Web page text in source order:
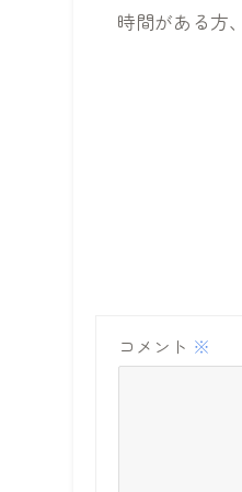
時間がある方
コメント ※